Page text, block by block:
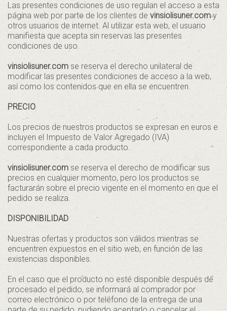
Las presentes condiciones de uso regulan el acceso a esta
página web por parte de los clientes de vinsiolisuner.comy
otros usuarios de internet. Al utilizar esta web, el usuario
manifiesta que acepta sin reservas las presentes
condiciones de uso.
vinsiolisuner.com se reserva el derecho unilateral de
modificar las presentes condiciones de acceso a la web,
así como los contenidos que en ella se encuentren.
PRECIO
Los precios de nuestros productos se expresan en euros e
incluyen el Impuesto de Valor Agregado (IVA)
correspondiente a cada producto.
vinsiolisuner.com se reserva el derecho de modificar sus
precios en cualquier momento, pero los productos se
facturarán sobre el precio vigente en el momento en que el
pedido se realiza.
DISPONIBILIDAD
Nuestras ofertas y productos son válidos mientras se
encuentren expuestos en el sitio web, en función de las
existencias disponibles.
En el caso que el producto no esté disponible después de
procesado el pedido, se informará al comprador por
correo electrónico o por teléfono de la entrega de una